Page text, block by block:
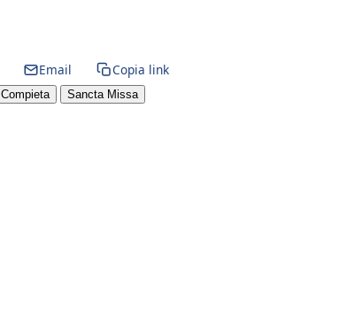
Email Copia link
Compieta Sancta Missa